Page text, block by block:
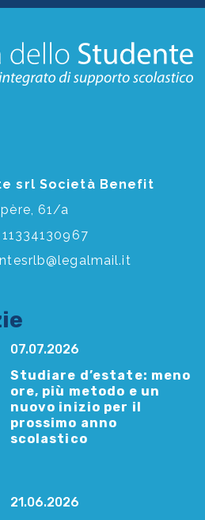
srl Società Benefit
61/a
07.07.2026
Studiare d’estate: meno
ore, più metodo e un
nuovo inizio per il
prossimo anno
scolastico
21.06.2026